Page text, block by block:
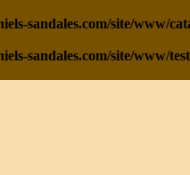
sandales.com/site/www/
sandales.com/site/www/